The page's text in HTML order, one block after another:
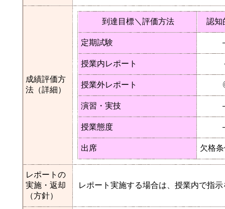
成績評価方
法（詳細）
到達目標＼評価方法 認知
定期試験
授業内レポート
授業外レポート
演習・実技
授業態度
出席 欠格
レポートの
実施・返却
（方針）
レポート実施する場合は、授業内で指